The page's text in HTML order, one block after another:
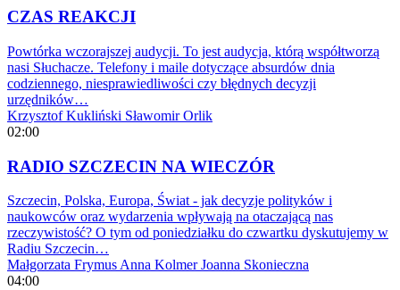
CZAS REAKCJI
Powtórka wczorajszej audycji. To jest audycja, którą współtworzą
nasi Słuchacze. Telefony i maile dotyczące absurdów dnia
codziennego, niesprawiedliwości czy błędnych decyzji
urzędników…
Krzysztof Kukliński Sławomir Orlik
02:00
RADIO SZCZECIN NA WIECZÓR
Szczecin, Polska, Europa, Świat - jak decyzje polityków i
naukowców oraz wydarzenia wpływają na otaczającą nas
rzeczywistość? O tym od poniedziałku do czwartku dyskutujemy w
Radiu Szczecin…
Małgorzata FrymusAnna Kolmer Joanna Skonieczna
04:00